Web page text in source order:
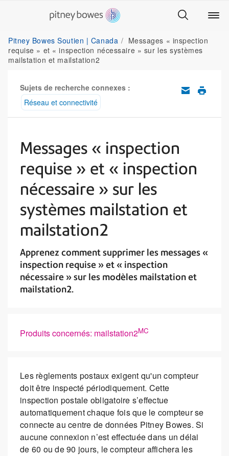
Pitney Bowes Soutien | Canada
Messages « inspection
requise » et « inspection nécessaire » sur les systèmes
mailstation et mailstation2
Sujets de recherche connexes :
Réseau et connectivité
Messages « inspection
requise » et « inspection
nécessaire » sur les
systèmes mailstation et
mailstation2
Apprenez comment supprimer les messages «
inspection requise » et « inspection
nécessaire » sur les modèles mailstation et
mailstation2.
Produits concernés: mailstation2MC
Les règlements postaux exigent qu'un compteur
doit être inspecté périodiquement. Cette
inspection postale obligatoire s’effectue
automatiquement chaque fois que le compteur se
connecte au centre de données Pitney Bowes. Si
aucune connexion n’est effectuée dans un délai
de 60 ou de 90 jours, le compteur affichera les